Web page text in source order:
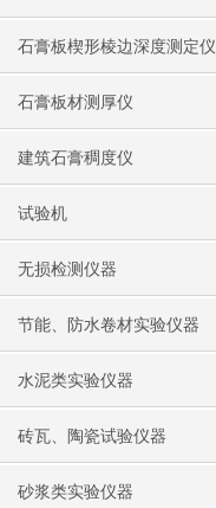
石膏板楔形棱边深度测定仪
石膏板材测厚仪
建筑石膏稠度仪
试验机
无损检测仪器
节能、防水卷材实验仪器
水泥类实验仪器
砖瓦、陶瓷试验仪器
砂浆类实验仪器